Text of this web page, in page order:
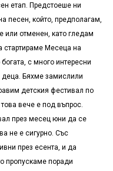
етап. Предстоеше ни
песен, който, предполагам,
отменен, като гледам
стартираме Месеца на
с много интересни
деца. Бяхме замислили
детския фестивал по
вече е под въпрос.
през месец юни да се
не е сигурно. Със
през есента, и да
пропускаме поради